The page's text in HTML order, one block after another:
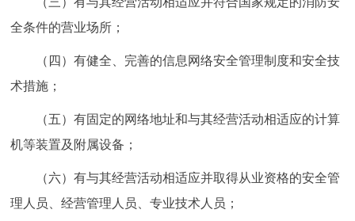
全条件的营业场所；
（四）有健全、完善的信息网络安全管理制度和安全技
术措施；
（五）有固定的网络地址和与其经营活动相适应的计算
机等装置及附属设备；
（六）有与其经营活动相适应并取得从业资格的安全管
理人员、经营管理人员、专业技术人员；